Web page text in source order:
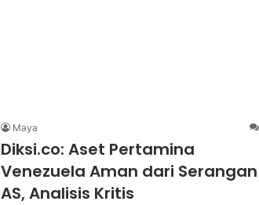
Maya
Diksi.co: Aset Pertamina
Venezuela Aman dari Serangan
AS, Analisis Kritis